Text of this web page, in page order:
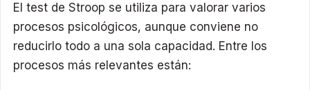
El test de Stroop se utiliza para valorar varios
procesos psicológicos, aunque conviene no
reducirlo todo a una sola capacidad. Entre los
procesos más relevantes están: